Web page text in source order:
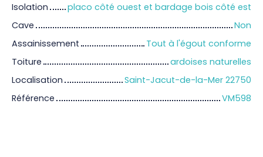
Isolation
placo côté ouest et bardage bois côté est
Cave
Non
Assainissement
Tout à l'égout conforme
Toiture
ardoises naturelles
Localisation
Saint-Jacut-de-la-Mer 22750
Référence
VM598